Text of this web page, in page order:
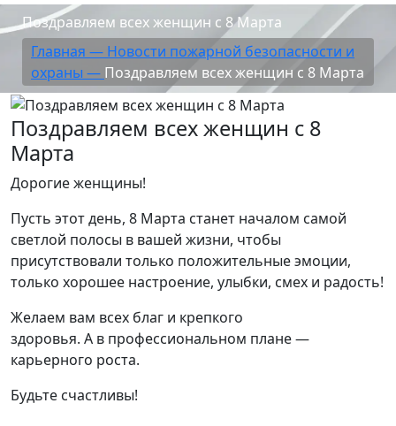
Поздравляем всех женщин с 8 Марта
Главная — Новости пожарной безопасности и
охраны — Поздравляем всех женщин с 8 Марта
Поздравляем всех женщин с 8
Марта
Дорогие женщины!
Пусть этот день, 8 Марта станет началом самой
светлой полосы в вашей жизни, чтобы
присутствовали только положительные эмоции,
только хорошее настроение, улыбки, смех и радость!
Желаем вам всех благ и крепкого
здоровья. А в профессиональном плане —
карьерного роста.
Будьте счастливы!